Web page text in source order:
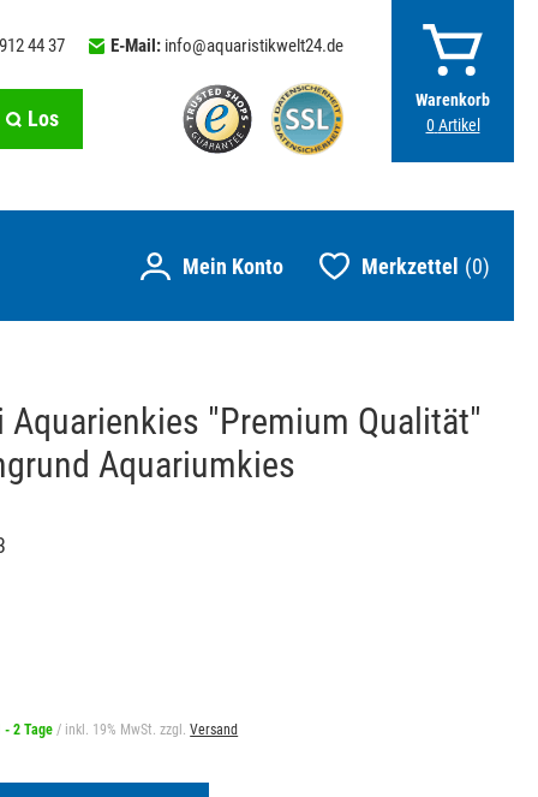
Warenkorb
0 Artikel
44 37 E-Mail: info@aquaristikwelt24.de
Los
Merkzettel 0
Aquarienkies "Premium Qualität"
Aquariumkies
- 2 Tage/ inkl. 19% MwSt. zzgl.Versand